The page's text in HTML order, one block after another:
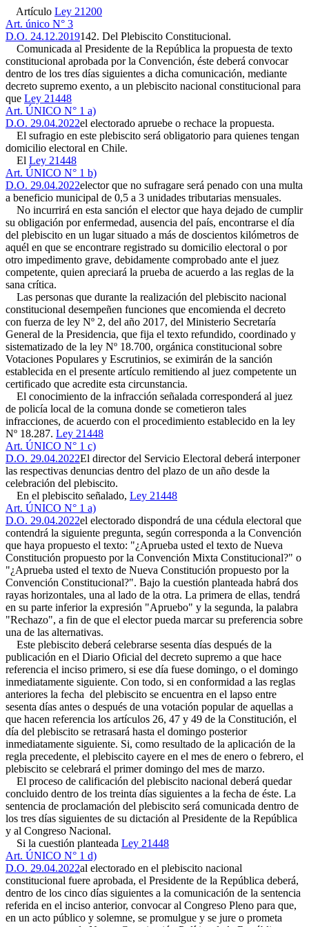
Artículo Ley 21200
Art. único N° 3
D.O. 24.12.2019142. Del Plebiscito Constitucional.
Comunicada al Presidente de la República la propuesta de texto
constitucional aprobada por la Convención, éste deberá convocar
dentro de los tres días siguientes a dicha comunicación, mediante
decreto supremo exento, a un plebiscito nacional constitucional para
que Ley 21448
Art. ÚNICO N° 1 a)
D.O. 29.04.2022el electorado apruebe o rechace la propuesta.
El sufragio en este plebiscito será obligatorio para quienes tengan
domicilio electoral en Chile.
El Ley 21448
Art. ÚNICO N° 1 b)
D.O. 29.04.2022elector que no sufragare será penado con una multa
a beneficio municipal de 0,5 a 3 unidades tributarias mensuales.
No incurrirá en esta sanción el elector que haya dejado de cumplir
su obligación por enfermedad, ausencia del país, encontrarse el día
del plebiscito en un lugar situado a más de doscientos kilómetros de
aquél en que se encontrare registrado su domicilio electoral o por
otro impedimento grave, debidamente comprobado ante el juez
competente, quien apreciará la prueba de acuerdo a las reglas de la
sana crítica.
Las personas que durante la realización del plebiscito nacional
constitucional desempeñen funciones que encomienda el decreto
con fuerza de ley Nº 2, del año 2017, del Ministerio Secretaría
General de la Presidencia, que fija el texto refundido, coordinado y
sistematizado de la ley Nº 18.700, orgánica constitucional sobre
Votaciones Populares y Escrutinios, se eximirán de la sanción
establecida en el presente artículo remitiendo al juez competente un
certificado que acredite esta circunstancia.
El conocimiento de la infracción señalada corresponderá al juez
de policía local de la comuna donde se cometieron tales
infracciones, de acuerdo con el procedimiento establecido en la ley
Nº 18.287. Ley 21448
Art. ÚNICO N° 1 c)
D.O. 29.04.2022El director del Servicio Electoral deberá interponer
las respectivas denuncias dentro del plazo de un año desde la
celebración del plebiscito.
En el plebiscito señalado, Ley 21448
Art. ÚNICO N° 1 a)
D.O. 29.04.2022el electorado dispondrá de una cédula electoral que
contendrá la siguiente pregunta, según corresponda a la Convención
que haya propuesto el texto: "¿Aprueba usted el texto de Nueva
Constitución propuesto por la Convención Mixta Constitucional?" o
"¿Aprueba usted el texto de Nueva Constitución propuesto por la
Convención Constitucional?". Bajo la cuestión planteada habrá dos
rayas horizontales, una al lado de la otra. La primera de ellas, tendrá
en su parte inferior la expresión "Apruebo" y la segunda, la palabra
"Rechazo", a fin de que el elector pueda marcar su preferencia sobre
una de las alternativas.
Este plebiscito deberá celebrarse sesenta días después de la
publicación en el Diario Oficial del decreto supremo a que hace
referencia el inciso primero, si ese día fuese domingo, o el domingo
inmediatamente siguiente. Con todo, si en conformidad a las reglas
anteriores la fecha del plebiscito se encuentra en el lapso entre
sesenta días antes o después de una votación popular de aquellas a
que hacen referencia los artículos 26, 47 y 49 de la Constitución, el
día del plebiscito se retrasará hasta el domingo posterior
inmediatamente siguiente. Si, como resultado de la aplicación de la
regla precedente, el plebiscito cayere en el mes de enero o febrero, el
plebiscito se celebrará el primer domingo del mes de marzo.
El proceso de calificación del plebiscito nacional deberá quedar
concluido dentro de los treinta días siguientes a la fecha de éste. La
sentencia de proclamación del plebiscito será comunicada dentro de
los tres días siguientes de su dictación al Presidente de la República
y al Congreso Nacional.
Si la cuestión planteada Ley 21448
Art. ÚNICO N° 1 d)
D.O. 29.04.2022al electorado en el plebiscito nacional
constitucional fuere aprobada, el Presidente de la República deberá,
dentro de los cinco días siguientes a la comunicación de la sentencia
referida en el inciso anterior, convocar al Congreso Pleno para que,
en un acto público y solemne, se promulgue y se jure o prometa